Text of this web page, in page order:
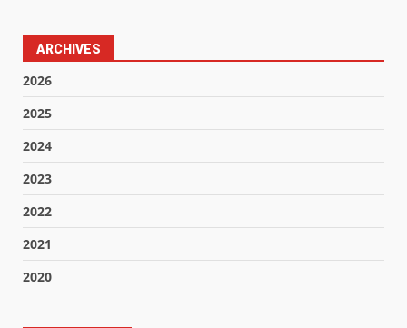
ARCHIVES
2026
2025
2024
2023
2022
2021
2020